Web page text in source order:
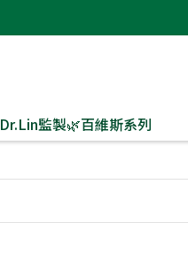
Dr.Lin監製🌿百維斯系列